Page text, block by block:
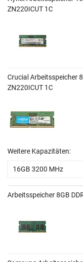
ZN220ICUT 1C
Crucial Arbeitsspeicher
ZN220ICUT 1C
Weitere Kapazitäten:
16GB 3200 MHz
Arbeitsspeicher 8GB